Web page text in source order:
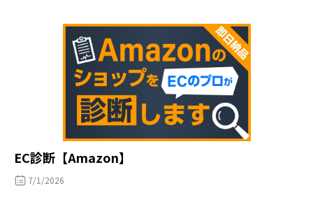
EC診断【Amazon】
7/1/2026